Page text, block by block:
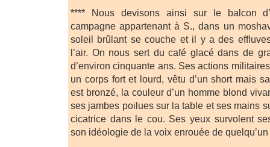
**** Nous devisons ainsi sur le balcon
campagne appartenant à S., dans un
soleil brûlant se couche et il y a des
l’air. On nous sert du café glacé dans de
d’environ cinquante ans. Ses actions
un corps fort et lourd, vêtu d’un short mais
est bronzé, la couleur d’un homme blond
ses jambes poilues sur la table et ses mains
cicatrice dans le cou. Ses yeux survolent
son idéologie de la voix enrouée de